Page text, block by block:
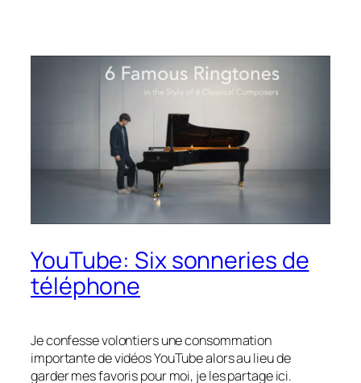
YouTube: Six sonneries de
téléphone
Je confesse volontiers une consommation
importante de vidéos YouTube alors au lieu de
garder mes favoris pour moi, je les partage ici.